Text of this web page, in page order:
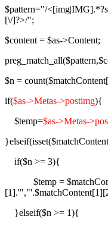
$pattern="/
[\/]?>/";
$content = $as->Content;
$n =
if($as->Metas->postimg){
$temp=$as->Metas-
if($n >= 3){
$temp =
}elseif($n >= 1){